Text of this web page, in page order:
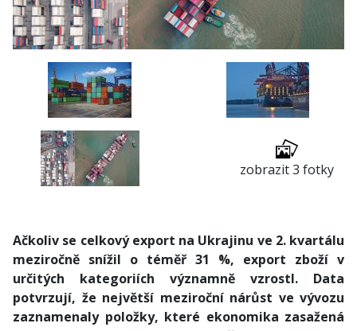
zobrazit 3 fotky
Ačkoliv se celkový export na Ukrajinu ve 2. kvartálu
meziročně snížil o téměř 31 %, export zboží v
určitých kategoriích významně vzrostl. Data
potvrzují, že největší meziroční nárůst ve vývozu
zaznamenaly položky, které ekonomika zasažená